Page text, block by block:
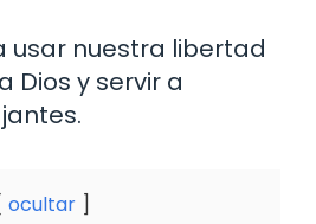
usar nuestra libertad
Dios y servir a
ocultar